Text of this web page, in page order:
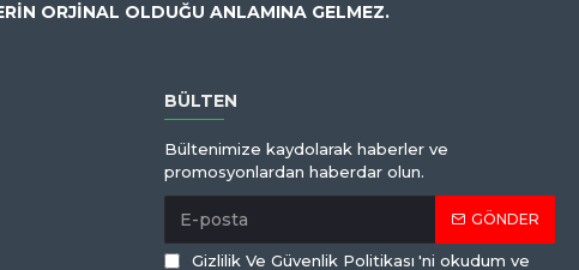
ORJİNAL OLDUĞU ANLAMINA GELMEZ.
BÜLTEN
Bültenimize kaydolarak haberler ve
promosyonlardan haberdar olun.
GÖNDER
Gizlilik Ve Güvenlik Politikası 'ni okudum ve